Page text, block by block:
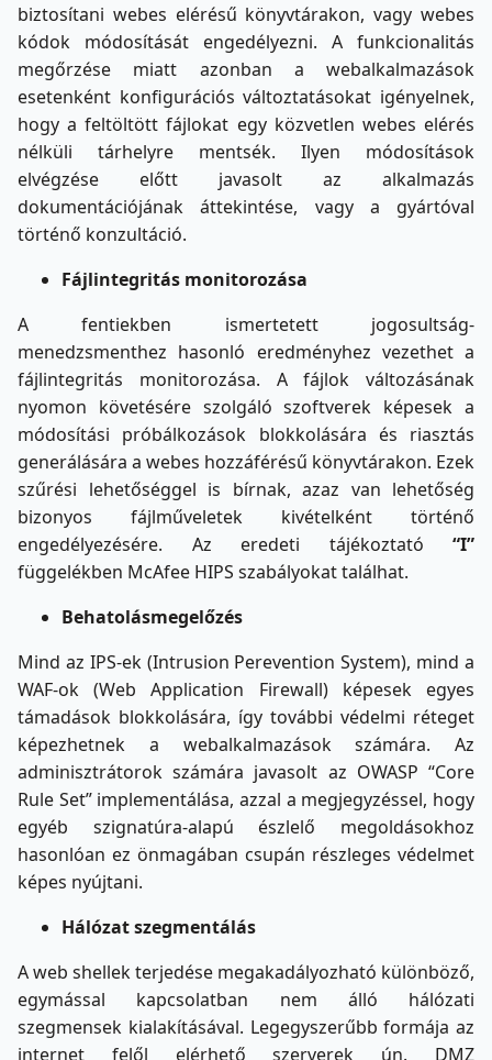
biztosítani webes elérésű könyvtárakon, vagy webes
kódok módosítását engedélyezni. A funkcionalitás
megőrzése miatt azonban a webalkalmazások
esetenként konfigurációs változtatásokat igényelnek,
hogy a feltöltött fájlokat egy közvetlen webes elérés
nélküli tárhelyre mentsék. Ilyen módosítások
elvégzése előtt javasolt az alkalmazás
dokumentációjának áttekintése, vagy a gyártóval
történő konzultáció.
Fájlintegritás monitorozása
A fentiekben ismertetett jogosultság-
menedzsmenthez hasonló eredményhez vezethet a
fájlintegritás monitorozása. A fájlok változásának
nyomon követésére szolgáló szoftverek képesek a
módosítási próbálkozások blokkolására és riasztás
generálására a webes hozzáférésű könyvtárakon. Ezek
szűrési lehetőséggel is bírnak, azaz van lehetőség
bizonyos fájlműveletek kivételként történő
engedélyezésére. Az eredeti tájékoztató “I”
függelékben McAfee HIPS szabályokat találhat.
Behatolásmegelőzés
Mind az IPS-ek (Intrusion Perevention System), mind a
WAF-ok (Web Application Firewall) képesek egyes
támadások blokkolására, így további védelmi réteget
képezhetnek a webalkalmazások számára. Az
adminisztrátorok számára javasolt az OWASP “Core
Rule Set” implementálása, azzal a megjegyzéssel, hogy
egyéb szignatúra-alapú észlelő megoldásokhoz
hasonlóan ez önmagában csupán részleges védelmet
képes nyújtani.
Hálózat szegmentálás
A web shellek terjedése megakadályozható különböző,
egymással kapcsolatban nem álló hálózati
szegmensek kialakításával. Legegyszerűbb formája az
internet felől elérhető szerverek ún. DMZ